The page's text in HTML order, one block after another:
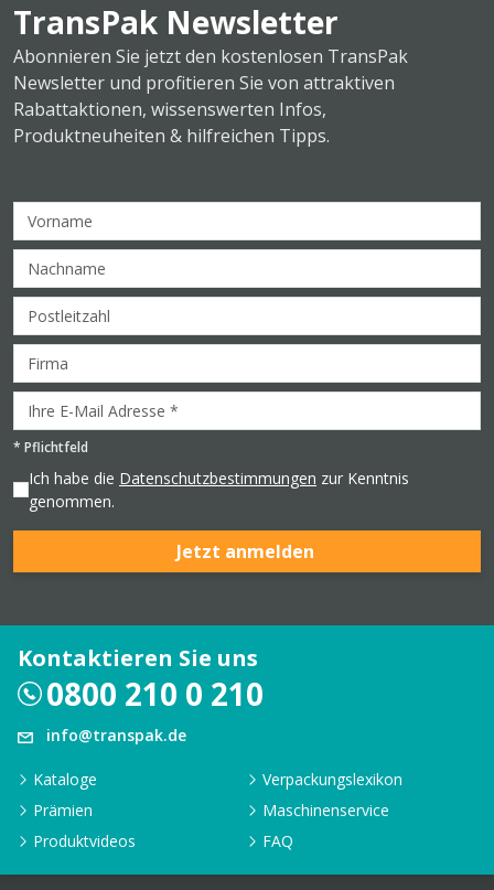
TransPak Newsletter
Abonnieren Sie jetzt den kostenlosen TransPak
Newsletter und profitieren Sie von attraktiven
Rabattaktionen, wissenswerten Infos,
Produktneuheiten & hilfreichen Tipps.
* Pflichtfeld
Ich habe die Datenschutzbestimmungen zur Kenntnis
genommen.
Jetzt anmelden
Kontaktieren Sie uns
0800 210 0 210
info@transpak.de
Kataloge
Verpackungslexikon
Prämien
Maschinenservice
Produktvideos
FAQ